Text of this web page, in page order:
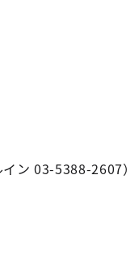
ン 03-5388-2607）